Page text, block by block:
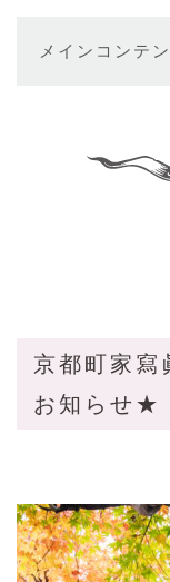
メインコンテ
京都町家
お知らせ★